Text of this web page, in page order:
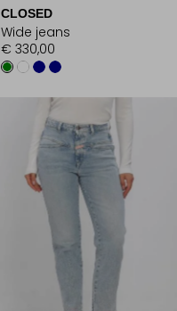
CLOSED
Wide jeans
€ 330,00